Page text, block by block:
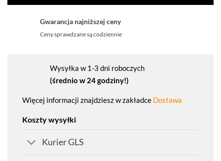
Gwarancja najniższej ceny
Ceny sprawdzane są codziennie
Wysyłka w 1-3 dni roboczych
(średnio w 24 godziny!)
Więcej informacji znajdziesz w zakładce Dostawa
Koszty wysyłki
Kurier GLS